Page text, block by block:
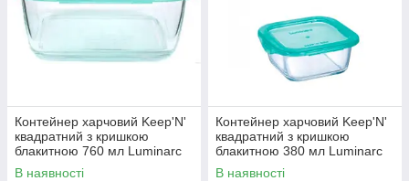
Контейнер харчовий Keep'N'
квадратний з кришкою
блакитною 760 мл Luminarc
P5521
В наявності
Контейнер харчовий Keep'N'
квадратний з кришкою
блакитною 380 мл Luminarc
P5522
В наявності